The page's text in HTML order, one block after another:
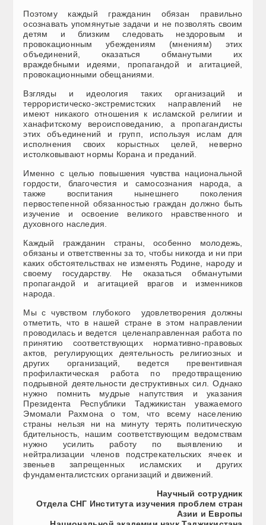
Поэтому каждый гражданин обязан правильно
осознавать упомянутые задачи и не позволять своим
детям и близким следовать нездоровым и
провокационным убеждениям (мнениям) этих
объединений, оказаться обманутыми их
враждебными идеями, пропагандой и агитацией,
провокационными обещаниями.
Взгляды и идеология таких организаций и
террористическо-экстремистских направлений не
имеют никакого отношения к исламской религии и
ханафитскому вероисповеданию, а пропагандисты
этих объединений и групп, используя ислам для
исполнения своих корыстных целей, неверно
истолковывают нормы Корана и преданий.
Именно с целью повышения чувства национальной
гордости, благочестия и самосознания народа, а
также воспитания нынешнего поколения
первостепенной обязанностью граждан должно быть
изучение и освоение великого нравственного и
духовного наследия.
Каждый гражданин страны, особенно молодежь,
обязаны и ответственны за то, чтобы никогда и ни при
каких обстоятельствах не изменять Родине, народу и
своему государству. Не оказаться обманутыми
пропагандой и агитацией врагов и изменников
народа.
Мы с чувством глубокого удовлетворения должны
отметить, что в нашей стране в этом направлении
проводилась и ведется целенаправленная работа по
принятию соответствующих нормативно-правовых
актов, регулирующих деятельность религиозных и
других организаций, ведется превентивная
профилактическая работа по предотвращению
подрывной деятельности деструктивных сил. Однако
нужно помнить мудрые напутствия и указания
Президента Республики Таджикистан уважаемого
Эмомали Рахмона о том, что всему населению
страны нельзя ни на минуту терять политическую
бдительность, нашим соответствующим ведомствам
нужно усилить работу по выявлению и
нейтрализации членов подстрекательских ячеек и
звеньев запрещенных исламских и других
фундаменталистских организаций и движений.
Научный сотрудник
Отдела СНГ Института изучения проблем стран
Азии и Европы